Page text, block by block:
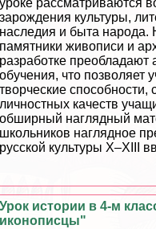
уроке рассматриваются
зарождения культуры,
наследия и быта народа.
памятники живописи и
разработке
обучения, что позволяет
творческие способности,
личностных качеств
обширный наглядный
школьников наглядное
русской культуры Х–ХIII
Урок истории в 4-м
иконописцы"